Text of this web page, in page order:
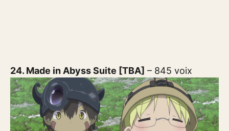
24. Made in Abyss Suite [TBA] – 845 voix